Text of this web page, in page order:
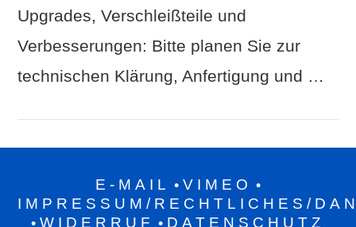
Upgrades, Verschleißteile und
Verbesserungen: Bitte planen Sie zur
technischen Klärung, Anfertigung und …
E-MAIL • VIMEO •
IMPRESSUM/RECHTLICHES/
• WIDERRUF • DATENSCHUTZ